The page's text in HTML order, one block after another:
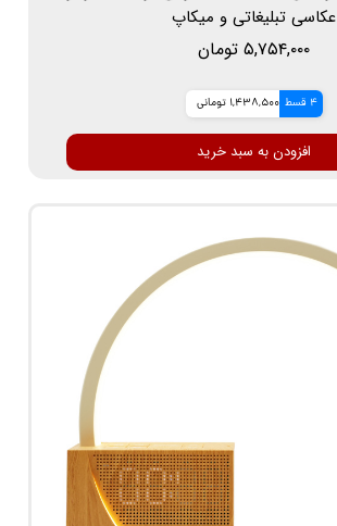
عکاسی تبلیغاتی و میکاپ
۵,۷۵۴,۰۰۰ تومان
4 قسط 1,438,500 تومانی
افزودن به سبد خرید